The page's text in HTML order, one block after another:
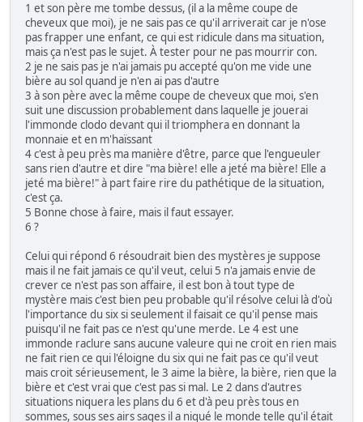
1 et son père me tombe dessus, (il a la même coupe de
cheveux que moi), je ne sais pas ce qu'il arriverait car je n'ose
pas frapper une enfant, ce qui est ridicule dans ma situation,
mais ça n'est pas le sujet. À tester pour ne pas mourrir con.
2 je ne sais pas je n'ai jamais pu accepté qu'on me vide une
bière au sol quand je n'en ai pas d'autre
3 à son père avec la même coupe de cheveux que moi, s'en
suit une discussion probablement dans laquelle je jouerai
l'immonde clodo devant qui il triomphera en donnant la
monnaie et en m'haïssant
4 c'est à peu près ma manière d'être, parce que l'engueuler
sans rien d'autre et dire "ma bière! elle a jeté ma bière! Elle a
jeté ma bière!" à part faire rire du pathétique de la situation,
c'est ça.
5 Bonne chose à faire, mais il faut essayer.
6 ?
Celui qui répond 6 résoudrait bien des mystères je suppose
mais il ne fait jamais ce qu'il veut, celui 5 n'a jamais envie de
crever ce n'est pas son affaire, il est bon à tout type de
mystère mais c'est bien peu probable qu'il résolve celui là d'où
l'importance du six si seulement il faisait ce qu'il pense mais
puisqu'il ne fait pas ce n'est qu'une merde. Le 4 est une
immonde raclure sans aucune valeure qui ne croit en rien mais
ne fait rien ce qui l'éloigne du six qui ne fait pas ce qu'il veut
mais croit sérieusement, le 3 aime la bière, la bière, rien que la
bière et c'est vrai que c'est pas si mal. Le 2 dans d'autres
situations niquera les plans du 6 et d'à peu près tous en
sommes, sous ses airs sages il a niqué le monde telle qu'il était